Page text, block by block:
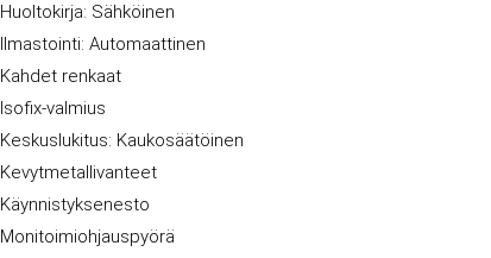
Huoltokirja: Sähköinen
Ilmastointi: Automaattinen
Kahdet renkaat
Isofix-valmius
Keskuslukitus: Kaukosäätöinen
Kevytmetallivanteet
Käynnistyksenesto
Monitoimiohjauspyörä